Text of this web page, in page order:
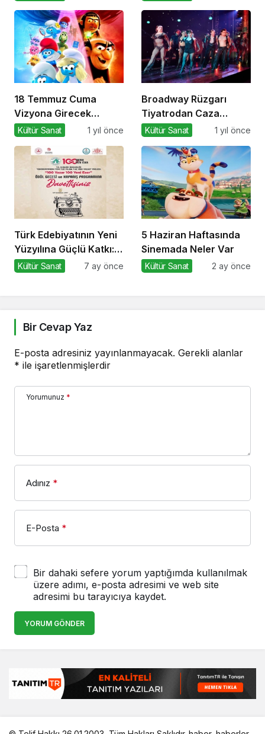
Filmler Açıklandı
18 Temmuz Cuma
Vizyona Girecek
Filmler Belli Oldu
Kültür Sanat 1 yıl önce
Broadway Rüzgarı
Tiyatrodan Caza
Dopdolu Bir Program
Kültür Sanat 1 yıl önce
Türk Edebiyatının Yeni
Yüzyılına Güçlü Katkı:
“100 Yazar 100 Yeni
Kültür Sanat 7 ay önce
5 Haziran Haftasında
Sinemada Neler Var
Kültür Sanat 2 ay önce
Bir Cevap Yaz
E-posta adresiniz yayınlanmayacak. Gerekli alanlar
* ile işaretlenmişlerdir
Yorumunuz *
Adınız *
E-Posta *
Bir dahaki sefere yorum yaptığımda kullanılmak
üzere adımı, e-posta adresimi ve web site
adresimi bu tarayıcıya kaydet.
YORUM GÖNDER